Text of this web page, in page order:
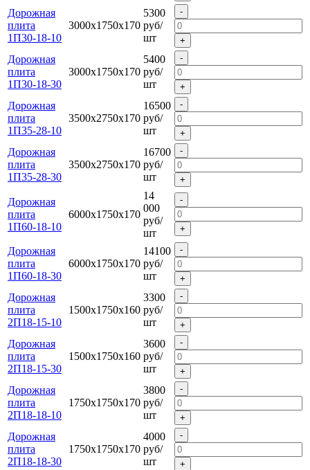
Дорожная
плита
1П30-18-10
3000х1750х170
5300
руб/
шт
-
+
Дорожная
плита
1П30-18-30
3000х1750х170
5400
руб/
шт
-
+
Дорожная
плита
1П35-28-10
3500х2750х170
16500
руб/
шт
-
+
Дорожная
плита
1П35-28-30
3500х2750х170
16700
руб/
шт
-
+
Дорожная
плита
1П60-18-10
6000х1750х170
14
000
руб/
шт
-
+
Дорожная
плита
1П60-18-30
6000х1750х170
14100
руб/
шт
-
+
Дорожная
плита
2П18-15-10
1500х1750х160
3300
руб/
шт
-
+
Дорожная
плита
2П18-15-30
1500х1750х160
3600
руб/
шт
-
+
Дорожная
плита
2П18-18-10
1750х1750х170
3800
руб/
шт
-
+
Дорожная
плита
2П18-18-30
1750х1750х170
4000
руб/
шт
-
+